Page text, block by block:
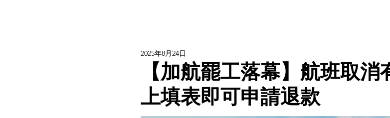
【加航罷工落幕】航班取
上填表即可申請退款
2025年8月24日